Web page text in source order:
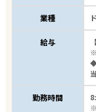
エリアで探
中四国・九州・沖縄
土佐くろしお鉄道
業種
給与
◆
勤務時間